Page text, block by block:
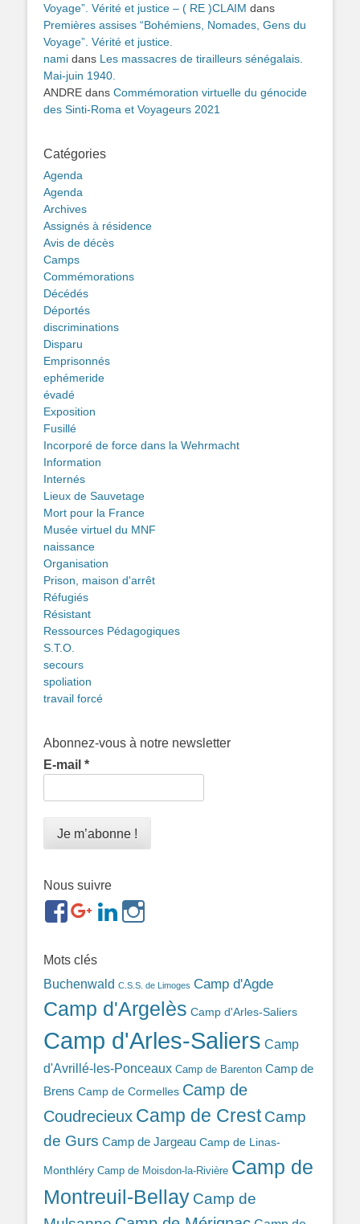
Voyage”. Vérité et justice – ( RE )CLAIM dans
Premières assises “Bohémiens, Nomades, Gens du
Voyage”. Vérité et justice.
nami dans Les massacres de tirailleurs sénégalais.
Mai-juin 1940.
ANDRE dans Commémoration virtuelle du génocide
des Sinti-Roma et Voyageurs 2021
Catégories
Agenda
Agenda
Archives
Assignés à résidence
Avis de décès
Camps
Commémorations
Décédés
Déportés
discriminations
Disparu
Emprisonnés
ephémeride
évadé
Exposition
Fusillé
Incorporé de force dans la Wehrmacht
Information
Internés
Lieux de Sauvetage
Mort pour la France
Musée virtuel du MNF
naissance
Organisation
Prison, maison d'arrêt
Réfugiés
Résistant
Ressources Pédagogiques
S.T.O.
secours
spoliation
travail forcé
Abonnez-vous à notre newsletter
E-mail *
Nous suivre
https://www.facebook.com/groups/
ref=br_rs
https://plus.google.com/b/
https://www.linkedin.com/in/gigi-
bonin-
Mots clés
Buchenwald C.S.S. de Limoges Camp d'Agde
Camp d'Argelès Camp d'Arles-Saliers
Camp d'Arles-Saliers Camp
d'Avrillé-les-Ponceaux Camp de Barenton Camp de
Brens Camp de Cormelles Camp de
Coudrecieux Camp de Crest Camp
de Gurs Camp de Jargeau Camp de Linas-
Monthléry Camp de Moisdon-la-Rivière Camp de
Montreuil-Bellay Camp de